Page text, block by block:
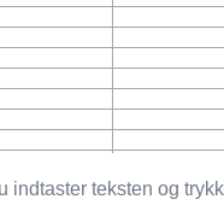
indtaster teksten og